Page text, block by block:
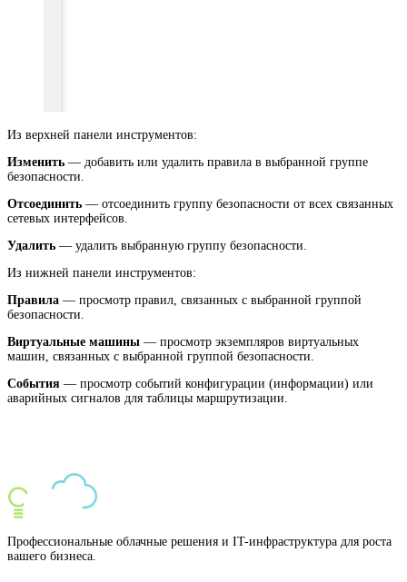
Из верхней панели инструментов:
Изменить — добавить или удалить правила в выбранной группе
безопасности.
Отсоединить — отсоединить группу безопасности от всех связанных
сетевых интерфейсов.
Удалить — удалить выбранную группу безопасности.
Из нижней панели инструментов:
Правила — просмотр правил, связанных с выбранной группой
безопасности.
Виртуальные машины — просмотр экземпляров виртуальных
машин, связанных с выбранной группой безопасности.
События — просмотр событий конфигурации (информации) или
аварийных сигналов для таблицы маршрутизации.
Профессиональные облачные решения и IT-инфраструктура для роста
вашего бизнеса.